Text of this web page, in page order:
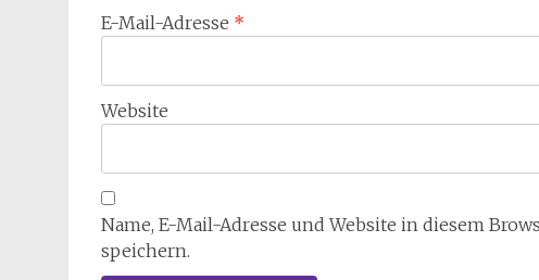
E-Mail-Adresse *
Website
Name, E-Mail-Adresse und Website in diesem
speichern.